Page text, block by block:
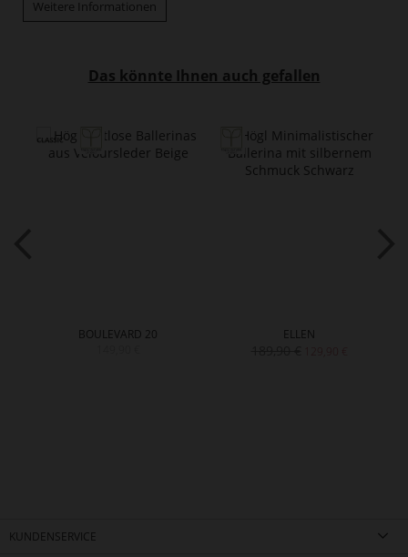
Weitere Informationen
Das könnte Ihnen auch gefallen
BOULEVARD 20
ELLEN
KUNDENSERVICE